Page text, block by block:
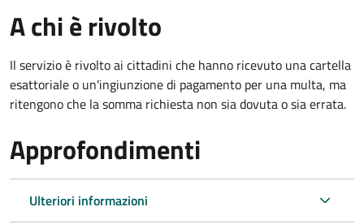
A chi è rivolto
Il servizio è rivolto ai cittadini che hanno ricevuto una cartella
esattoriale o un'ingiunzione di pagamento per una multa, ma
ritengono che la somma richiesta non sia dovuta o sia errata.
Approfondimenti
Ulteriori informazioni